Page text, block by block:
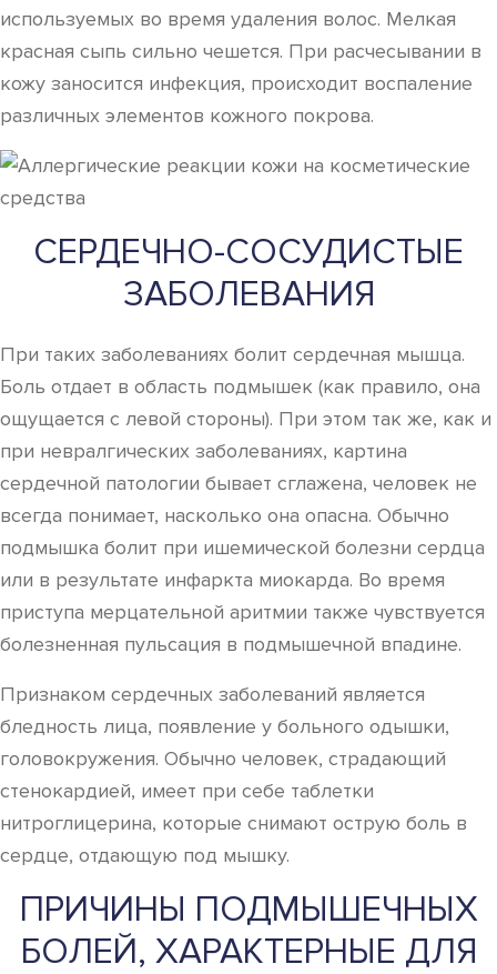
используемых во время удаления волос. Мелкая
красная сыпь сильно чешется. При расчесывании в
кожу заносится инфекция, происходит воспаление
различных элементов кожного покрова.
СЕРДЕЧНО-СОСУДИСТЫЕ
ЗАБОЛЕВАНИЯ
При таких заболеваниях болит сердечная мышца.
Боль отдает в область подмышек (как правило, она
ощущается с левой стороны). При этом так же, как и
при невралгических заболеваниях, картина
сердечной патологии бывает сглажена, человек не
всегда понимает, насколько она опасна. Обычно
подмышка болит при ишемической болезни сердца
или в результате инфаркта миокарда. Во время
приступа мерцательной аритмии также чувствуется
болезненная пульсация в подмышечной впадине.
Признаком сердечных заболеваний является
бледность лица, появление у больного одышки,
головокружения. Обычно человек, страдающий
стенокардией, имеет при себе таблетки
нитроглицерина, которые снимают острую боль в
сердце, отдающую под мышку.
ПРИЧИНЫ ПОДМЫШЕЧНЫХ
БОЛЕЙ, ХАРАКТЕРНЫЕ ДЛЯ